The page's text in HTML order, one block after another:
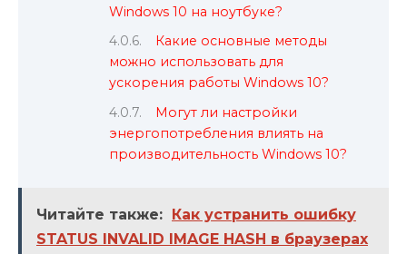
Windows 10 на ноутбуке?
Какие основные методы
можно использовать для
ускорения работы Windows 10?
Могут ли настройки
энергопотребления влиять на
производительность Windows 10?
Читайте также: Как устранить ошибку
STATUS INVALID IMAGE HASH в браузерах